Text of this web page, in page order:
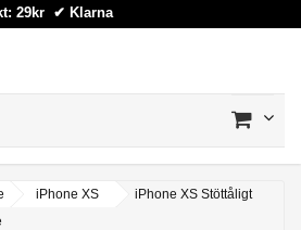
29kr ✔ Klarna
iPhone XS
iPhone XS Stöttåligt